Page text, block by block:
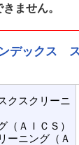
ません。
デックス
クスクリーニ
（ＡＩＣＳ）
ーニング（Ａ